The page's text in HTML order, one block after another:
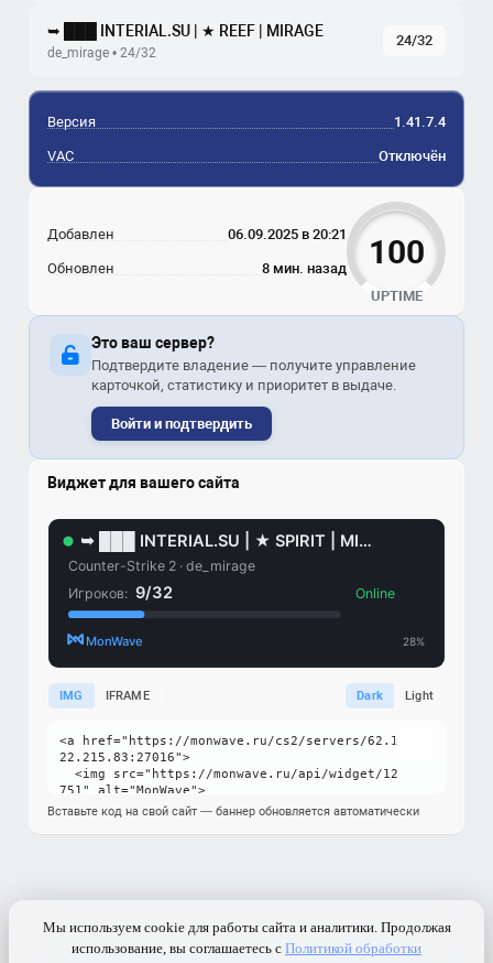
➥ ███ INTERIAL.SU | ★ REEF | MIRAGE
de_mirage • 24/32
24/32
Версия 1.41.7.4
VAC Отключён
Добавлен 06.09.2025 в 20:21
Обновлен 8 мин. назад 100
UPTIME
Это ваш сервер?
Подтвердите владение — получите управление
карточкой, статистику и приоритет в выдаче.
Войти и подтвердить
Виджет для вашего сайта
IMG IFRAME Dark Light
Вставьте код на свой сайт — баннер обновляется автоматически